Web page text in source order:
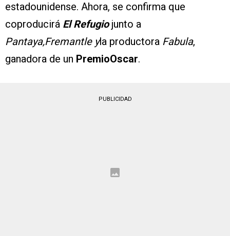
estadounidense. Ahora, se confirma que
coproducirá El Refugiojunto a
Pantaya,Fremantle yla productora Fabula,
ganadora de un PremioOscar.
PUBLICIDAD